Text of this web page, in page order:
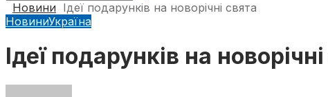
Новини Ідеї подарунків на новорічні свята
НовиниУкраїна
Ідеї подарунків на